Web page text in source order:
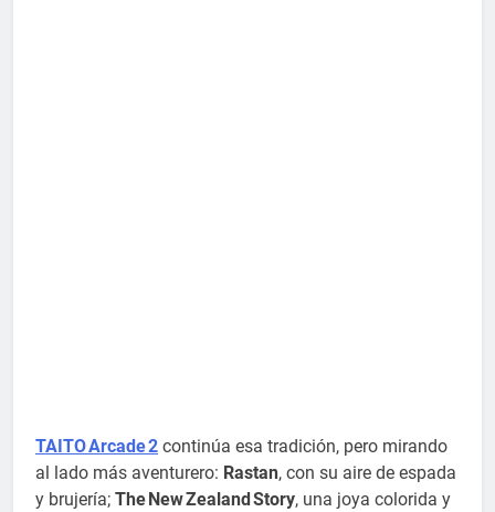
TAITO Arcade 2 continúa esa tradición, pero mirando
al lado más aventurero: Rastan, con su aire de espada
y brujería; The New Zealand Story, una joya colorida y